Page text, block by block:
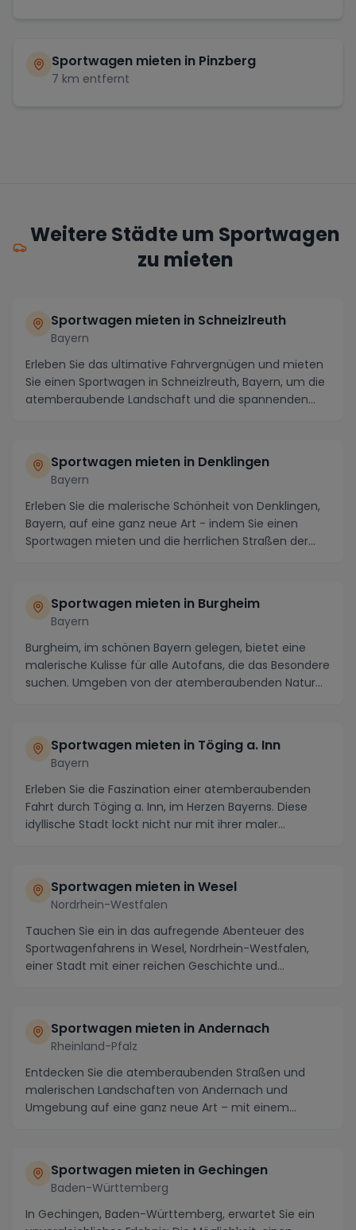
Sportwagen mieten in Pinzberg
7 km entfernt
Weitere Städte um Sportwagen
zu mieten
Sportwagen mieten in Schneizlreuth
Bayern
Erleben Sie das ultimative Fahrvergnügen und mieten
Sie einen Sportwagen in Schneizlreuth, Bayern, um die
atemberaubende Landschaft und die spannenden...
Sportwagen mieten in Denklingen
Bayern
Erleben Sie die malerische Schönheit von Denklingen,
Bayern, auf eine ganz neue Art - indem Sie einen
Sportwagen mieten und die herrlichen Straßen der...
Sportwagen mieten in Burgheim
Bayern
Burgheim, im schönen Bayern gelegen, bietet eine
malerische Kulisse für alle Autofans, die das Besondere
suchen. Umgeben von der atemberaubenden Natur...
Sportwagen mieten in Töging a. Inn
Bayern
Erleben Sie die Faszination einer atemberaubenden
Fahrt durch Töging a. Inn, im Herzen Bayerns. Diese
idyllische Stadt lockt nicht nur mit ihrer maler...
Sportwagen mieten in Wesel
Nordrhein-Westfalen
Tauchen Sie ein in das aufregende Abenteuer des
Sportwagenfahrens in Wesel, Nordrhein-Westfalen,
einer Stadt mit einer reichen Geschichte und
Sportwagen mieten in Andernach
Rheinland-Pfalz
Entdecken Sie die atemberaubenden Straßen und
malerischen Landschaften von Andernach und
Umgebung auf eine ganz neue Art – mit einem
Sportwagen mieten in Gechingen
Baden-Württemberg
In Gechingen, Baden-Württemberg, erwartet Sie ein